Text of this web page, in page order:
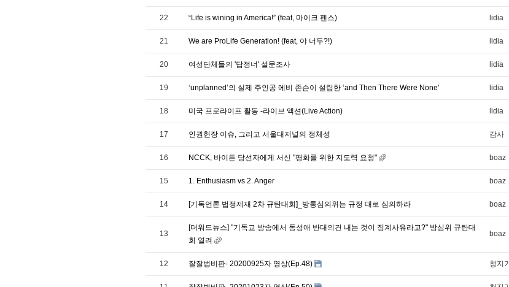
22 “Life is wining in America!” (feat, 마이크 펜스) lidia
21 We are ProLife Generation! (feat, 야 너두?!) lidia
20 여성단체들의 '답정너' 설문조사 lidia
19 ‘unplanned’의 실제 주인공 에비 존슨이 설립한 ‘and Then There Were None' lidia
18 미국 프로라이프 활동 -라이브 액션(Live Action) lidia
17 인권헌장 이슈, 그리고 서울대저널의 정체성 감사
16 NCCK, 바이든 당선자에게 서신 "평화를 위한 지도력 요청" boaz
15 1. Enthusiasm vs 2. Anger boaz
14 [기독언론 법정제재 2차 규탄대회]_방통심의위는 규정 대로 심의하라 boaz
13
[더워드뉴스] "기독교 방송에서 동성애 반대의견 내는 것이 징계사유라고?" 방심위 규탄대
회 열려
boaz
12 잘잘법비판- 20200925자 영상(Ep.48) 청지기